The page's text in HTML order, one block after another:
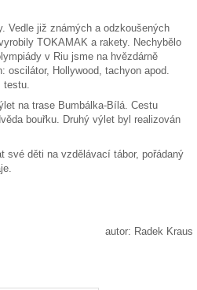
Vedle již známých a odzkoušených
TOKAMAK a rakety. Nechybělo
v Riu jsme na hvězdárně
oscilátor, Hollywood, tachyon apod.
testu.
na trase Bumbálka-Bílá. Cestu
bouřku. Druhý výlet byl realizován
své děti na vzdělávací tábor, pořádaný
autor: Radek Kraus